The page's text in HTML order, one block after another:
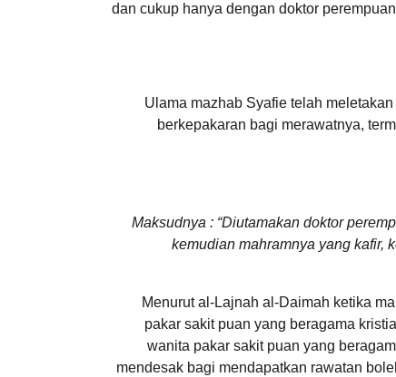
dan cukup hanya dengan doktor
Ulama mazhab Syafie telah
berkepakaran bagi merawatnya,
Maksudnya : “Diutamakan doktor
kemudian mahramnya yang kafir,
Menurut al-Lajnah al-Daimah ketika
pakar sakit puan yang beragama
wanita pakar sakit puan yang
mendesak bagi mendapatkan rawatan